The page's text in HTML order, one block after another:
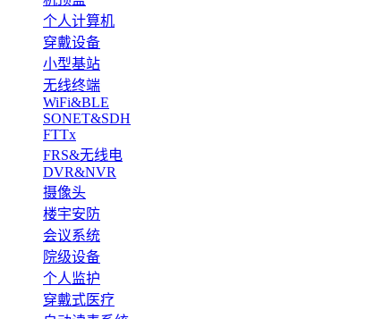
个人计算机
穿戴设备
小型基站
无线终端
WiFi&BLE
SONET&SDH
FTTx
FRS&无线电
DVR&NVR
摄像头
楼宇安防
会议系统
院级设备
个人监护
穿戴式医疗